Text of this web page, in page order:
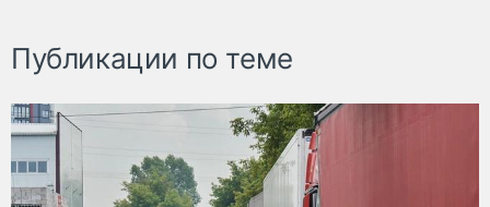
Публикации по теме